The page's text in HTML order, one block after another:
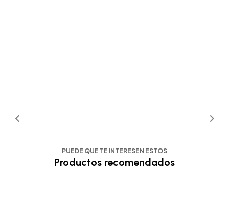
PUEDE QUE TE INTERESEN ESTOS
Productos recomendados